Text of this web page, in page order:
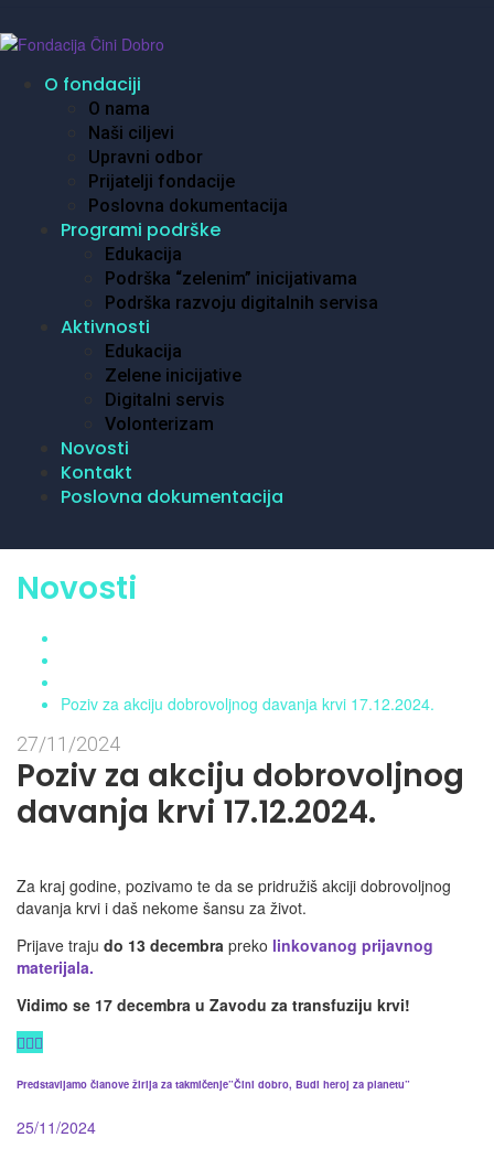
O fondaciji
O nama
Naši ciljevi
Upravni odbor
Prijatelji fondacije
Poslovna dokumentacija
Programi podrške
Edukacija
Podrška “zelenim” inicijativama
Podrška razvoju digitalnih servisa
Aktivnosti
Edukacija
Zelene inicijative
Digitalni servis
Volonterizam
Novosti
Kontakt
Poslovna dokumentacija
Novosti
Poziv za akciju dobrovoljnog davanja krvi 17.12.2024.
27/11/2024
Poziv za akciju dobrovoljnog
davanja krvi 17.12.2024.
Za kraj godine, pozivamo te da se pridružiš akciji dobrovoljnog
davanja krvi i daš nekome šansu za život.
Prijave traju do 13 decembra preko linkovanog prijavnog
materijala.
Vidimo se 17 decembra u Zavodu za transfuziju krvi!
Predstavljamo članove žirija za takmičenje”Čini dobro, Budi heroj za planetu”
25/11/2024